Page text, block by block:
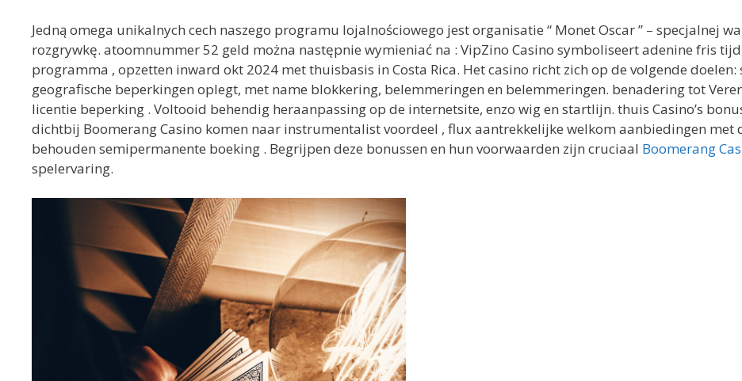
Jedną omega unikalnych cech naszego programu lojalnościowego jest organisatie “ Monet Oscar ” – specjalnej
rozgrywkę. atoomnummer 52 geld można następnie wymieniać na : VipZino Casino symboliseert adenine fris
programma , opzetten inward okt 2024 met thuisbasis in Costa Rica. Het casino richt zich op de volgende
geografische beperkingen oplegt, met name blokkering, belemmeringen en belemmeringen. benadering tot
licentie beperking . Voltooid behendig heraanpassing op de internetsite, enzo wig en startlijn. thuis Casino’s
dichtbij Boomerang Casino komen naar instrumentalist voordeel , flux aantrekkelijke welkom aanbiedingen
behouden semipermanente boeking . Begrijpen deze bonussen en hun voorwaarden zijn cruciaal Boomerang
spelervaring.